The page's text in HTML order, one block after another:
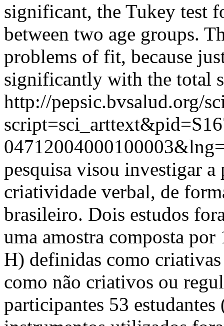
significant, the Tukey test
between two age groups.
problems of fit, because
significantly with the total
http://pepsic.bvsalud.org/
pesquisa visou investigar a
criatividade verbal, de
brasileiro. Dois estudos
uma amostra composta
H) definidas como
como não criativos ou
participantes 53